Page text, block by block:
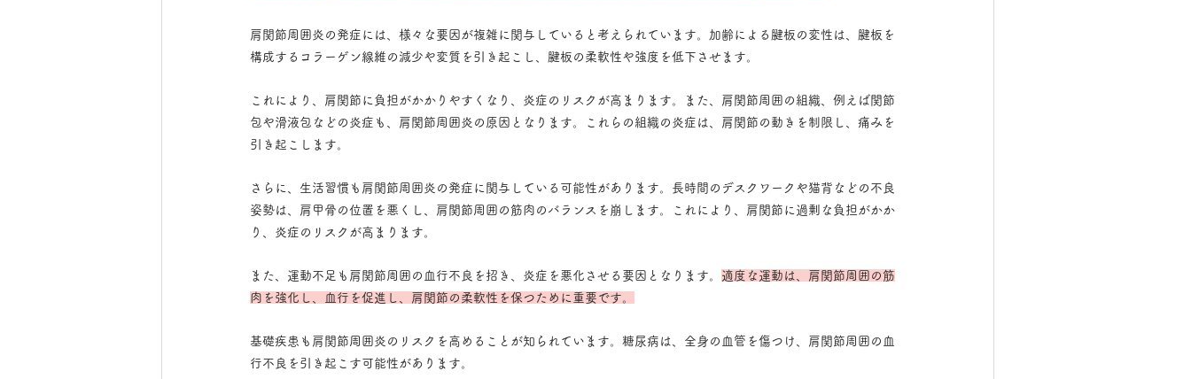
肩関節周囲炎の発症には、様々な要因が複雑に関与していると考えられています。加齢による腱板の変性は、腱板を
構成するコラーゲン線維の減少や変質を引き起こし、腱板の柔軟性や強度を低下させます。
これにより、肩関節に負担がかかりやすくなり、炎症のリスクが高まります。また、肩関節周囲の組織、例えば関節
包や滑液包などの炎症も、肩関節周囲炎の原因となります。これらの組織の炎症は、肩関節の動きを制限し、痛みを
引き起こします。
さらに、生活習慣も肩関節周囲炎の発症に関与している可能性があります。長時間のデスクワークや猫背などの不良
姿勢は、肩甲骨の位置を悪くし、肩関節周囲の筋肉のバランスを崩します。これにより、肩関節に過剰な負担がかか
り、炎症のリスクが高まります。
また、運動不足も肩関節周囲の血行不良を招き、炎症を悪化させる要因となります。 適度な運動は、肩関節周囲の筋
肉を強化し、血行を促進し、肩関節の柔軟性を保つために重要です。
基礎疾患も肩関節周囲炎のリスクを高めることが知られています。糖尿病は、全身の血管を傷つけ、肩関節周囲の血
行不良を引き起こす可能性があります。